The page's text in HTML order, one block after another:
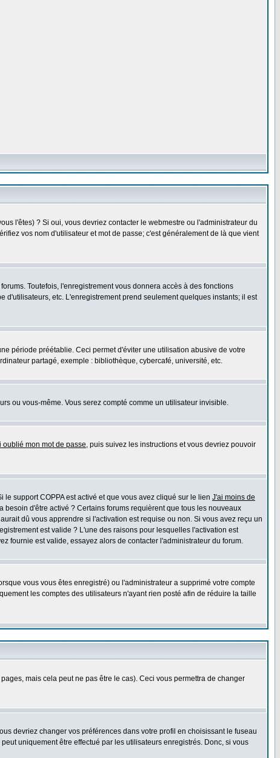
l'êtes) ? Si oui, vous devriez contacter le webmestre ou l'administrateur du
vos nom d'utilisateur et mot de passe; c'est généralement de là que vient
Toutefois, l'enregistrement vous donnera accès à des fonctions
etc. L'enregistrement prend seulement quelques instants; il est
période préétablie. Ceci permet d'éviter une utilisation abusive de votre
partagé, exemple : bibliothèque, cybercafé, université, etc.
ou vous-même. Vous serez compté comme un utilisateur invisible.
oublié mon mot de passe, puis suivez les instructions et vous devriez pouvoir
support COPPA est activé et que vous avez cliqué sur le lien J'ai moins de
d'être activé ? Certains forums requièrent que tous les nouveaux
dû vous apprendre si l'activation est requise ou non. Si vous avez reçu un
est valide ? L'une des raisons pour lesquelles l'activation est
fournie est valide, essayez alors de contacter l'administrateur du forum.
vous vous êtes enregistré) ou l'administrateur a supprimé votre compte
les comptes des utilisateurs n'ayant rien posté afin de réduire la taille
mais cela peut ne pas être le cas). Ceci vous permettra de changer
devriez changer vos préférences dans votre profil en choisissant le fuseau
uniquement être effectué par les utilisateurs enregistrés. Donc, si vous